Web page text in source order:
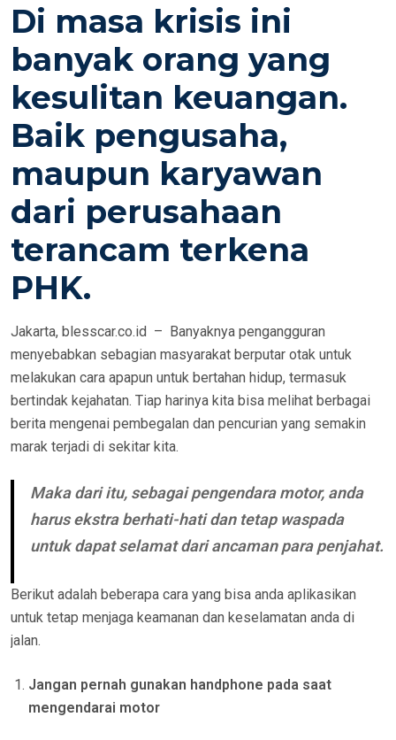
Di masa krisis ini
banyak orang yang
kesulitan keuangan.
Baik pengusaha,
maupun karyawan
dari perusahaan
terancam terkena
PHK.
Jakarta, blesscar.co.id – Banyaknya pengangguran
menyebabkan sebagian masyarakat berputar otak untuk
melakukan cara apapun untuk bertahan hidup, termasuk
bertindak kejahatan. Tiap harinya kita bisa melihat berbagai
berita mengenai pembegalan dan pencurian yang semakin
marak terjadi di sekitar kita.
Maka dari itu, sebagai pengendara motor, anda
harus ekstra berhati-hati dan tetap waspada
untuk dapat selamat dari ancaman para penjahat.
Berikut adalah beberapa cara yang bisa anda aplikasikan
untuk tetap menjaga keamanan dan keselamatan anda di
jalan.
Jangan pernah gunakan handphone pada saat
mengendarai motor